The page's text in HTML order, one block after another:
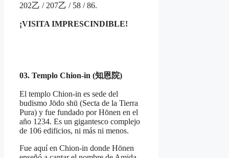
202乙 / 207乙 / 58 / 86.
¡VISITA IMPRESCINDIBLE!
03. Templo Chion-in (知恩院)
El templo Chion-in es sede del
budismo Jōdo shū (Secta de la Tierra
Pura) y fue fundado por Hōnen en el
año 1234. Es un gigantesco complejo
de 106 edificios, ni más ni menos.
Fue aquí en Chion-in donde Hōnen